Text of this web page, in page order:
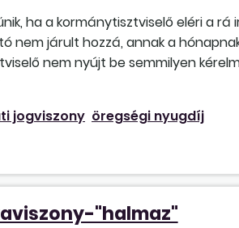
ha a kormánytisztviselő eléri a
járult hozzá, annak a
nem nyújt be semmilyen
jogviszony öregségi nyugdíj
"halmaz"